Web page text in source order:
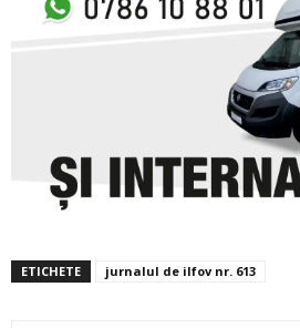
ETICHETE jurnalul de ilfov nr. 613